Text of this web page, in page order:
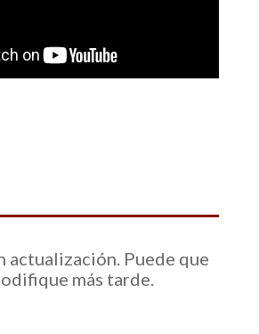
actualización. Puede que
más tarde.